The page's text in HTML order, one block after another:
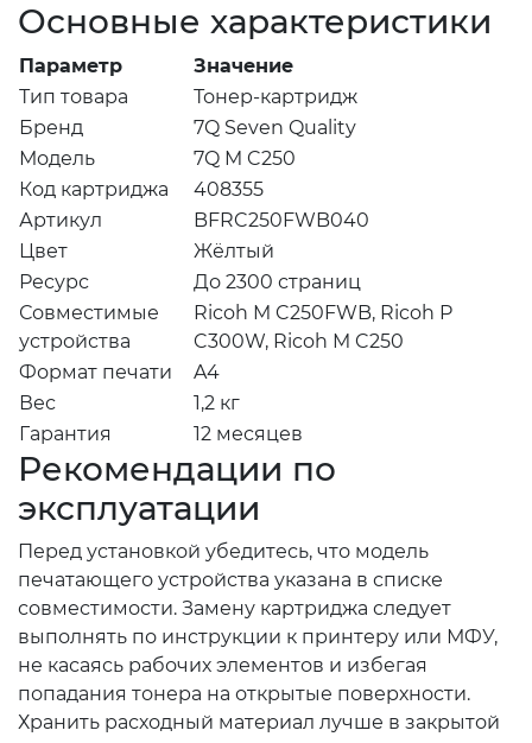
Основные характеристики
Параметр
Значение
Тип товара
Тонер-картридж
Бренд
7Q Seven Quality
Модель
7Q M C250
Код картриджа
408355
Артикул
BFRC250FWB040
Цвет
Жёлтый
Ресурс
До 2300 страниц
Совместимые
устройства
Ricoh M C250FWB, Ricoh P
C300W, Ricoh M C250
Формат печати
A4
Вес
1,2 кг
Гарантия
12 месяцев
Рекомендации по
эксплуатации
Перед установкой убедитесь, что модель
печатающего устройства указана в списке
совместимости. Замену картриджа следует
выполнять по инструкции к принтеру или МФУ,
не касаясь рабочих элементов и избегая
попадания тонера на открытые поверхности.
Хранить расходный материал лучше в закрытой